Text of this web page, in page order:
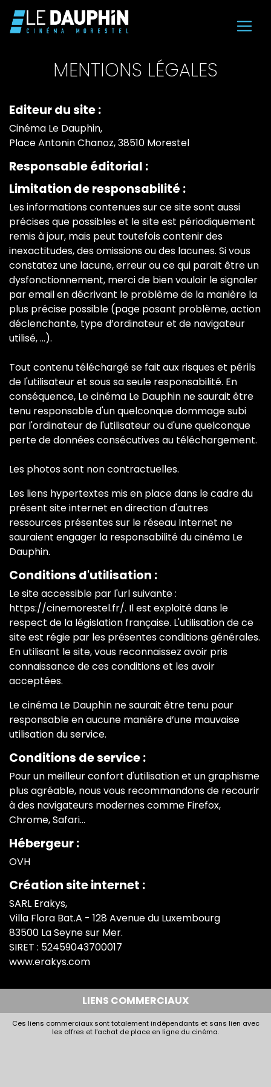
MENTIONS LÉGALES
Editeur du site :
Cinéma Le Dauphin,
Place Antonin Chanoz, 38510 Morestel
Responsable éditorial :
Limitation de responsabilité :
Les informations contenues sur ce site sont aussi
précises que possibles et le site est périodiquement
remis à jour, mais peut toutefois contenir des
inexactitudes, des omissions ou des lacunes. Si vous
constatez une lacune, erreur ou ce qui parait être un
dysfonctionnement, merci de bien vouloir le signaler
par email en décrivant le problème de la manière la
plus précise possible (page posant problème, action
déclenchante, type d’ordinateur et de navigateur
utilisé, …).
Tout contenu téléchargé se fait aux risques et périls
de l'utilisateur et sous sa seule responsabilité. En
conséquence, Le cinéma Le Dauphin ne saurait être
tenu responsable d'un quelconque dommage subi
par l'ordinateur de l'utilisateur ou d'une quelconque
perte de données consécutives au téléchargement.
Les photos sont non contractuelles.
Les liens hypertextes mis en place dans le cadre du
présent site internet en direction d'autres
ressources présentes sur le réseau Internet ne
sauraient engager la responsabilité du cinéma Le
Dauphin.
Conditions d'utilisation :
Le site accessible par l'url suivante :
https://cinemorestel.fr/. Il est exploité dans le
respect de la législation française. L'utilisation de ce
site est régie par les présentes conditions générales.
En utilisant le site, vous reconnaissez avoir pris
connaissance de ces conditions et les avoir
acceptées.
Le cinéma Le Dauphin ne saurait être tenu pour
responsable en aucune manière d’une mauvaise
utilisation du service.
Conditions de service :
Pour un meilleur confort d'utilisation et un graphisme
plus agréable, nous vous recommandons de recourir
à des navigateurs modernes comme Firefox,
Chrome, Safari...
Hébergeur :
OVH
Création site internet :
SARL Erakys,
Villa Flora Bat.A - 128 Avenue du Luxembourg
83500 La Seyne sur Mer.
SIRET : 52459043700017
www.erakys.com
LIENS COMMERCIAUX
Ces liens commerciaux sont totalement indépendants et sans lien avec
les offres et l'achat de place en ligne du cinéma.